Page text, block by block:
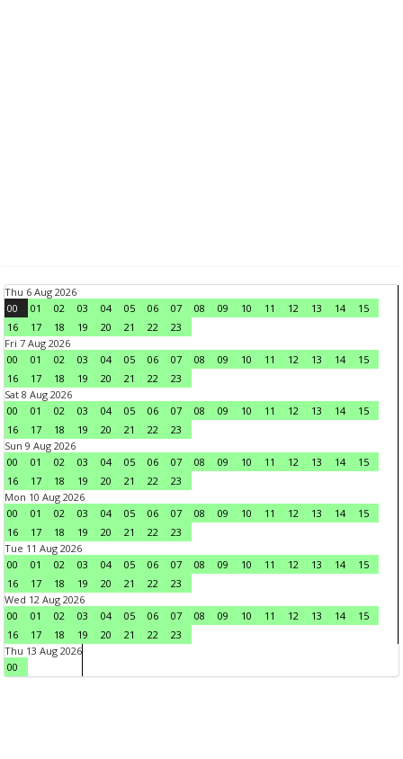
Thu 6 Aug 2026
00
01 02 03 04 05 06 07 08 09 10 11 12 13 14
15
16
17 18 19 20 21 22
23
Fri 7 Aug 2026
00
01 02 03 04 05 06 07 08 09 10 11 12 13 14
15
16
17 18 19 20 21 22
23
Sat 8 Aug 2026
00
01 02 03 04 05 06 07 08 09 10 11 12 13 14
15
16
17 18 19 20 21 22
23
Sun 9 Aug 2026
00
01 02 03 04 05 06 07 08 09 10 11 12 13 14
15
16
17 18 19 20 21 22
23
Mon 10 Aug 2026
00
01 02 03 04 05 06 07 08 09 10 11 12 13 14
15
16
17 18 19 20 21 22
23
Tue 11 Aug 2026
00
01 02 03 04 05 06 07 08 09 10 11 12 13 14
15
16
17 18 19 20 21 22
23
Wed 12 Aug 2026
00
01 02 03 04 05 06 07 08 09 10 11 12 13 14
15
16
17 18 19 20 21 22
23
Thu 13 Aug 2026
00